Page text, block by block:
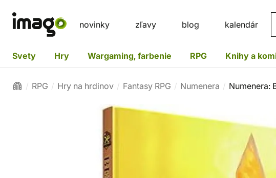
novinky zľavy blog kalendár
Svety Hry Wargaming, farbenie RPG Knihy a
RPG Hry na hrdinov Fantasy RPG Numenera Numenera: